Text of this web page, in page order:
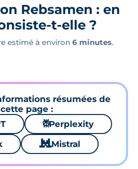
Rebsamen : en
t-elle ?
estimé à environ 6 minutes.
résumées de
cette page :
⚙Perplexity
🐱 Mistral